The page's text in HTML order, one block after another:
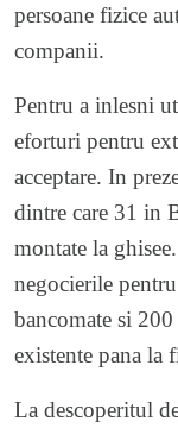
persoane fizice
companii.
Pentru a inlesni
eforturi pentru
acceptare. In
dintre care 31 in
montate la
negocierile
bancomate si
existente pana la
La descoperitul